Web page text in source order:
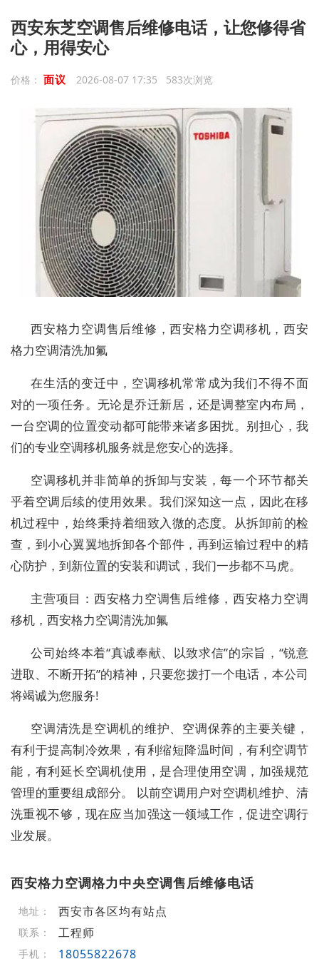
西安东芝空调售后维修电话，让您修得省
心，用得安心
价格： 面议 2026-08-07 17:35 583次浏览
西安格力空调售后维修，西安格力空调移机，西安
格力空调清洗加氟
在生活的变迁中，空调移机常常成为我们不得不面
对的一项任务。无论是乔迁新居，还是调整室内布局，
一台空调的位置变动都可能带来诸多困扰。别担心，我
们的专业空调移机服务就是您安心的选择。
空调移机并非简单的拆卸与安装，每一个环节都关
乎着空调后续的使用效果。我们深知这一点，因此在移
机过程中，始终秉持着细致入微的态度。从拆卸前的检
查，到小心翼翼地拆卸各个部件，再到运输过程中的精
心防护，到新位置的安装和调试，我们一步都不马虎。
主营项目：西安格力空调售后维修，西安格力空调
移机，西安格力空调清洗加氟
公司始终本着“真诚奉献、以致求信”的宗旨，“锐意
进取、不断开拓”的精神，只要您拨打一个电话，本公司
将竭诚为您服务!
空调清洗是空调机的维护、空调保养的主要关键，
有利于提高制冷效果，有利缩短降温时间，有利空调节
能，有利延长空调机使用，是合理使用空调，加强规范
管理的重要组成部分。 以前空调用户对空调机维护、清
洗重视不够，现在应当加强这一领域工作，促进空调行
业发展。
西安格力空调格力中央空调售后维修电话
地址： 西安市各区均有站点
联系： 工程师
手机： 18055822678